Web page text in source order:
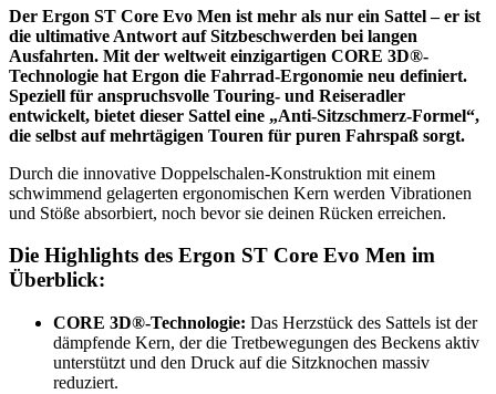
Der Ergon ST Core Evo Men ist mehr als nur ein Sattel – er ist
die ultimative Antwort auf Sitzbeschwerden bei langen
Ausfahrten. Mit der weltweit einzigartigen CORE 3D®-
Technologie hat Ergon die Fahrrad-Ergonomie neu definiert.
Speziell für anspruchsvolle Touring- und Reiseradler
entwickelt, bietet dieser Sattel eine „Anti-Sitzschmerz-Formel“,
die selbst auf mehrtägigen Touren für puren Fahrspaß sorgt.
Durch die innovative Doppelschalen-Konstruktion mit einem
schwimmend gelagerten ergonomischen Kern werden Vibrationen
und Stöße absorbiert, noch bevor sie deinen Rücken erreichen.
Die Highlights des Ergon ST Core Evo Men im
Überblick:
CORE 3D®-Technologie: Das Herzstück des Sattels ist der
dämpfende Kern, der die Tretbewegungen des Beckens aktiv
unterstützt und den Druck auf die Sitzknochen massiv
reduziert.